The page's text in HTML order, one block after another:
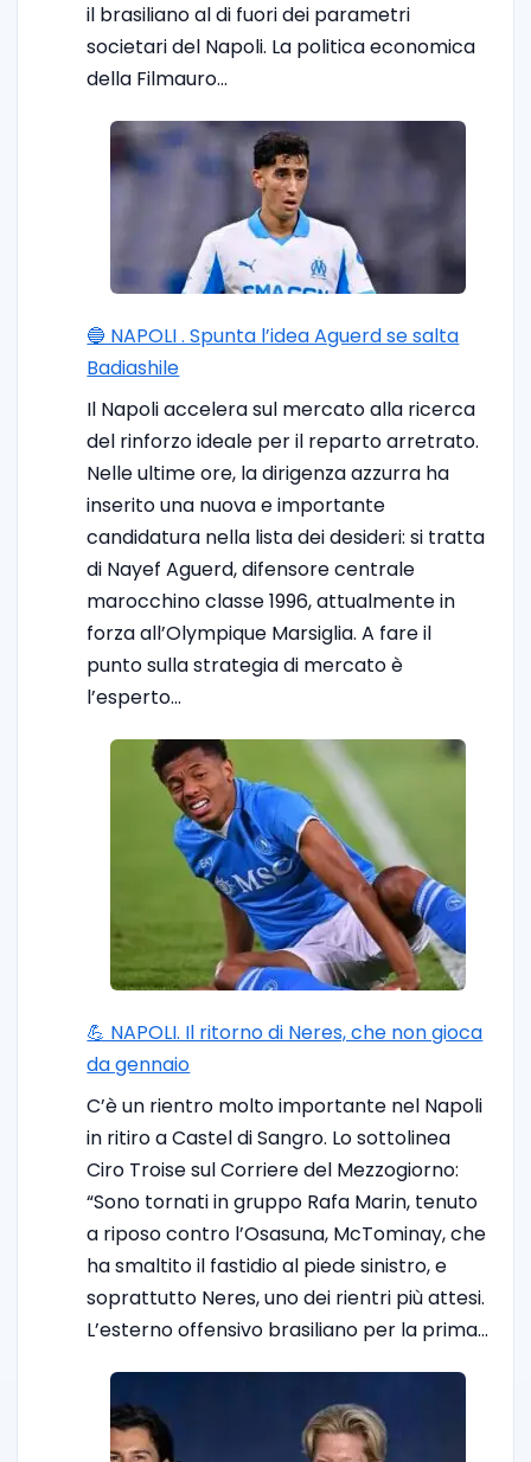
il brasiliano al di fuori dei parametri
societari del Napoli. La politica economica
della Filmauro…
🔵 NAPOLI . Spunta l’idea Aguerd se salta
Badiashile
Il Napoli accelera sul mercato alla ricerca
del rinforzo ideale per il reparto arretrato.
Nelle ultime ore, la dirigenza azzurra ha
inserito una nuova e importante
candidatura nella lista dei desideri: si tratta
di Nayef Aguerd, difensore centrale
marocchino classe 1996, attualmente in
forza all’Olympique Marsiglia. A fare il
punto sulla strategia di mercato è
l’esperto…
💪 NAPOLI. Il ritorno di Neres, che non gioca
da gennaio
C’è un rientro molto importante nel Napoli
in ritiro a Castel di Sangro. Lo sottolinea
Ciro Troise sul Corriere del Mezzogiorno:
“Sono tornati in gruppo Rafa Marin, tenuto
a riposo contro l’Osasuna, McTominay, che
ha smaltito il fastidio al piede sinistro, e
soprattutto Neres, uno dei rientri più attesi.
L’esterno offensivo brasiliano per la prima…